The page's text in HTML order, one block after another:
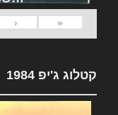
«
‹
קטלוג ג'יפ 1984